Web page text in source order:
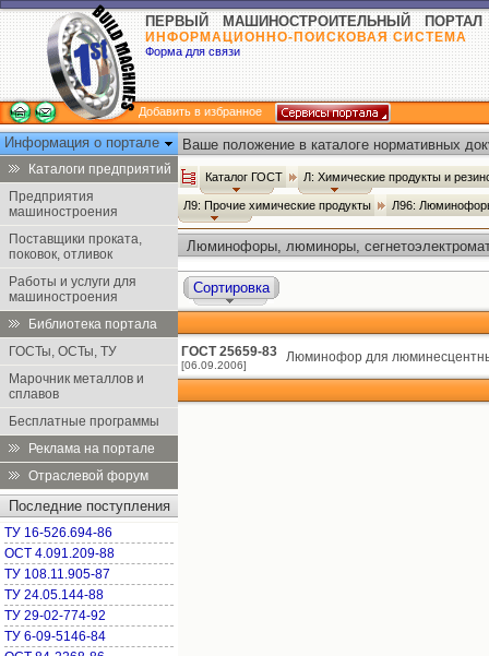
ПЕРВЫЙ МАШИНОСТРОИТЕЛЬНЫЙ ПОРТАЛ
ИНФОРМАЦИОННО-ПОИСКОВАЯ СИСТЕМА
Форма для связи
Добавить в избранное
Информация о портале
Каталоги предприятий
Предприятия
машиностроения
Поставщики проката,
поковок, отливок
Работы и услуги для
машиностроения
Библиотека портала
ГОСТы, ОСТы, ТУ
Марочник металлов и
сплавов
Бесплатные программы
Реклама на портале
Отраслевой форум
Последние поступления
ТУ 16-526.694-86
ОСТ 4.091.209-88
ТУ 108.11.905-87
ТУ 24.05.144-88
ТУ 29-02-774-92
ТУ 6-09-5146-84
Ваше положение в каталоге нормативных
Каталог ГОСТ Л: Химические продукты и
Л9: Прочие химические продукты Л96:
Люминофоры, люминоры,
Сортировка
ГОСТ 25659-83
[06.09.2006]
Люминофор для